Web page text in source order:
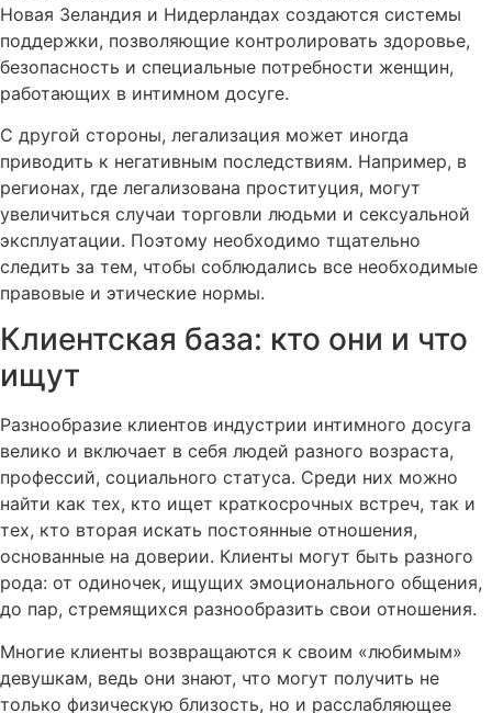
Новая Зеландия и Нидерландах создаются системы
поддержки, позволяющие контролировать здоровье,
безопасность и специальные потребности женщин,
работающих в интимном досуге.
С другой стороны, легализация может иногда
приводить к негативным последствиям. Например, в
регионах, где легализована проституция, могут
увеличиться случаи торговли людьми и сексуальной
эксплуатации. Поэтому необходимо тщательно
следить за тем, чтобы соблюдались все необходимые
правовые и этические нормы.
Клиентская база: кто они и что
ищут
Разнообразие клиентов индустрии интимного досуга
велико и включает в себя людей разного возраста,
профессий, социального статуса. Среди них можно
найти как тех, кто ищет краткосрочных встреч, так и
тех, кто вторая искать постоянные отношения,
основанные на доверии. Клиенты могут быть разного
рода: от одиночек, ищущих эмоционального общения,
до пар, стремящихся разнообразить свои отношения.
Многие клиенты возвращаются к своим «любимым»
девушкам, ведь они знают, что могут получить не
только физическую близость, но и расслабляющее